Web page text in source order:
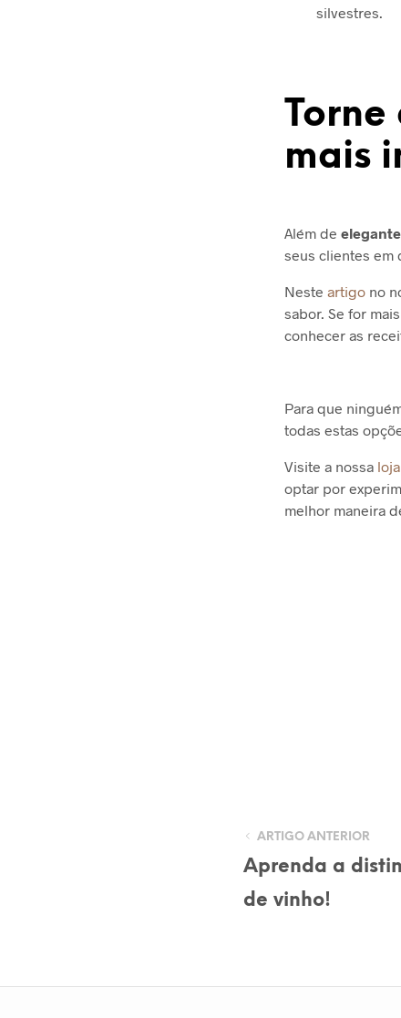
silvestres.
mais
Além de
seus clientes em
Neste artigo no
sabor. Se for
conhecer as
Para que
todas estas
Visite a nossa
optar por
melhor maneira
ARTIGO ANTERIOR
Aprenda a
de vinho!